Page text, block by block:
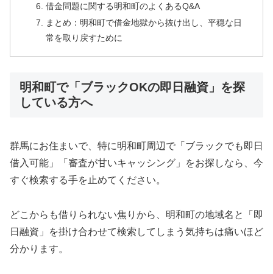
借金問題に関する明和町のよくあるQ&A
まとめ：明和町で借金地獄から抜け出し、平穏な日
常を取り戻すために
明和町で「ブラックOKの即日融資」を探
している方へ
群馬にお住まいで、特に明和町周辺で「ブラックでも即日
借入可能」「審査が甘いキャッシング」をお探しなら、今
すぐ検索する手を止めてください。
どこからも借りられない焦りから、明和町の地域名と「即
日融資」を掛け合わせて検索してしまう気持ちは痛いほど
分かります。